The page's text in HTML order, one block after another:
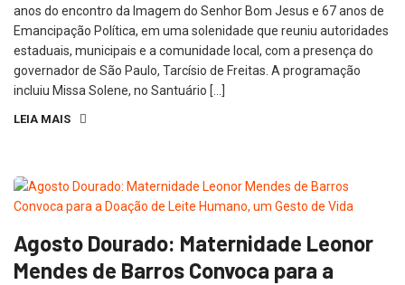
anos do encontro da Imagem do Senhor Bom Jesus e 67 anos de
Emancipação Política, em uma solenidade que reuniu autoridades
estaduais, municipais e a comunidade local, com a presença do
governador de São Paulo, Tarcísio de Freitas. A programação
incluiu Missa Solene, no Santuário […]
LEIA MAIS
Agosto Dourado: Maternidade Leonor
Mendes de Barros Convoca para a